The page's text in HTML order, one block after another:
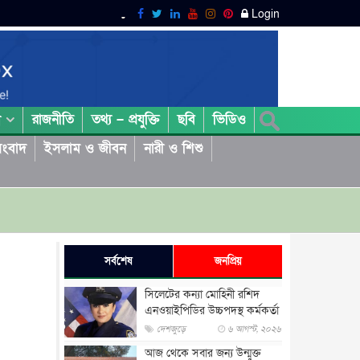
Login
রাজনীতি তথ্য – প্রযুক্তি ছবি
ভিডিও
ইসলাম ও জীবন
নারী ও শিশু
সর্বশেষ জনপ্রিয়
সিলেটের কন্যা মোহিনী রশিদ
এনওয়াইপিডির উচ্চপদস্থ কর্মকর্তা
দেশজুড়ে ৬ আগস্ট, ২০২৬
আজ থেকে সবার জন্য উন্মুক্ত